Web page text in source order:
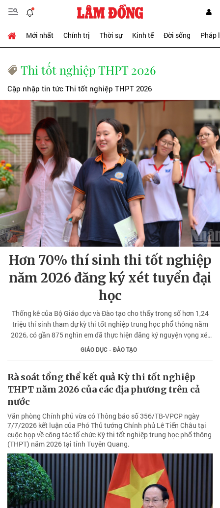
Mới nhất Chính trị Thời sự Kinh tế Đời sống Pháp
Thi tốt nghiệp THPT 2026
Cập nhập tin tức Thi tốt nghiệp THPT 2026
Hơn 70% thí sinh thi tốt nghiệp
năm 2026 đăng ký xét tuyển đại
học
Thống kê của Bộ Giáo dục và Đào tạo cho thấy trong số hơn 1,24
triệu thí sinh tham dự kỳ thi tốt nghiệp trung học phổ thông năm
2026, có gần 875 nghìn em đã thực hiện đăng ký nguyện vọng xét
tuyển đại học, đạt hơn 70%. Năm nay, trung bình mỗi thí sinh đã
đăng ký khoảng 8 nguyện vọng.
GIÁO DỤC - ĐÀO TẠO
Rà soát tổng thể kết quả Kỳ thi tốt nghiệp
THPT năm 2026 của các địa phương trên cả
nước
Văn phòng Chính phủ vừa có Thông báo số 356/TB-VPCP ngày
7/7/2026 kết luận của Phó Thủ tướng Chính phủ Lê Tiến Châu tại
cuộc họp về công tác tổ chức Kỳ thi tốt nghiệp trung học phổ thông
(THPT) năm 2026 tại tỉnh Tuyên Quang.